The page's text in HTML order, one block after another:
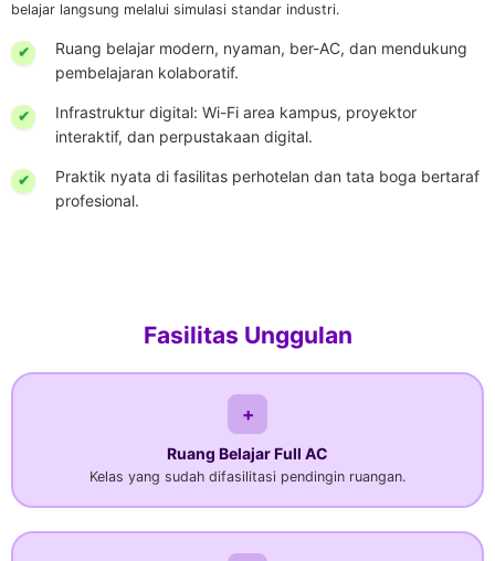
belajar langsung melalui simulasi standar industri.
Ruang belajar modern, nyaman, ber-AC, dan mendukung
pembelajaran kolaboratif.
Infrastruktur digital: Wi-Fi area kampus, proyektor
interaktif, dan perpustakaan digital.
Praktik nyata di fasilitas perhotelan dan tata boga bertaraf
profesional.
Fasilitas Unggulan
+
Ruang Belajar Full AC
Kelas yang sudah difasilitasi pendingin ruangan.